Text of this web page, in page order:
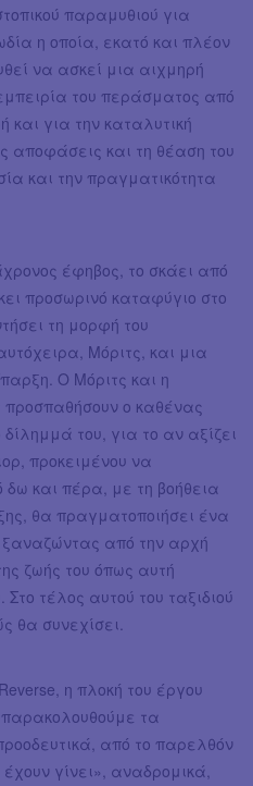
παραμυθιού για
η οποία, εκατό και πλέον
να ασκεί μια αιχμηρή
του περάσματος από
και για την καταλυτική
αποφάσεις και τη θέαση του
και την πραγματικότητα
έφηβος, το σκάει από
προσωρινό καταφύγιο στο
τη μορφή του
Μόριτς, και μια
Ο Μόριτς και η
ο καθένας
του, για το αν αξίζει
προκειμένου να
και πέρα, με τη βοήθεια
θα πραγματοποιήσει ένα
ξαναζώντας από την αρχή
ζωής του όπως αυτή
τέλος αυτού του ταξιδιού
θα συνεχίσει.
η πλοκή του έργου
τα
από το παρελθόν
γίνει», αναδρομικά,